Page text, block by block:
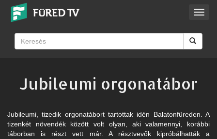
Jubileumi orgonatábor
Jubileumi, tizedik orgonatábort tartottak idén Balatonfüreden. A
tizenkét növendék között volt olyan, aki valamennyi, korábbi
táborban is részt vett már. A résztvevők kipróbálhatták a